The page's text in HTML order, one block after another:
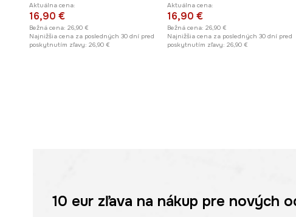
Aktuálna cena:
16,90 €
Bežná cena: 26,90 €
Najnižšia cena za posledných 30 dní pred
poskytnutím zľavy: 26,90 €
Aktuálna cena:
16,90 €
Bežná cena: 26,90 €
Najnižšia cena za posledných 30 dní pred
poskytnutím zľavy: 26,90 €
10 eurzľava na nákup pre nových